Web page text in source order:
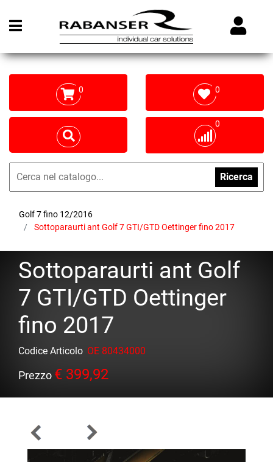
Open menu
0 0
0
Ricerca
Golf 7 fino 12/2016
Sottoparaurti ant Golf 7 GTI/GTD Oettinger fino 2017
Sottoparaurti ant Golf
7 GTI/GTD Oettinger
fino 2017
Codice Articolo OE 80434000
Prezzo € 399,92